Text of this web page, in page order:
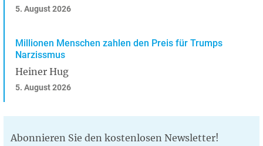
5. August 2026
Millionen Menschen zahlen den Preis für Trumps
Narzissmus
Heiner Hug
5. August 2026
Abonnieren Sie den kostenlosen Newsletter!